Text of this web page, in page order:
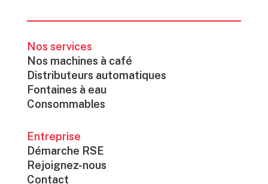
Nos services
Nos machines à café
Distributeurs automatiques
Fontaines à eau
Consommables
Entreprise
Démarche RSE
Rejoignez-nous
Contact